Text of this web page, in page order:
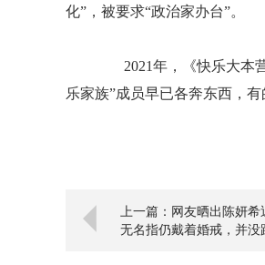
化”，被要求“政治家办台”。
2021年，《快乐大本营
乐家族”成员早已各奔东西，有
上一篇：网友晒出陈妍希
无名指仍戴着婚戒，并没